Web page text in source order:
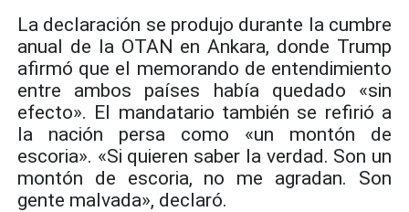
La declaración se produjo durante la cumbre
anual de la OTAN en Ankara, donde Trump
afirmó que el memorando de entendimiento
entre ambos países había quedado «sin
efecto». El mandatario también se refirió a
la nación persa como «un montón de
escoria». «Si quieren saber la verdad. Son un
montón de escoria, no me agradan. Son
gente malvada», declaró.